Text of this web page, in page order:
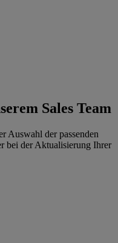
Sales Team
Auswahl der passenden
bei der Aktualisierung Ihrer